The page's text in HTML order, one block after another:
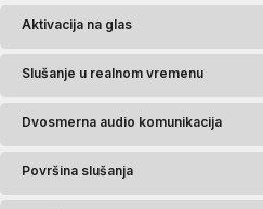
Aktivacija na glas
Slušanje u realnom vremenu
Dvosmerna audio komunikacija
Površina slušanja